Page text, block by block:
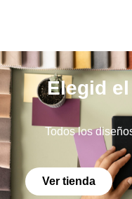
Elegid
Todos los
Ver tienda